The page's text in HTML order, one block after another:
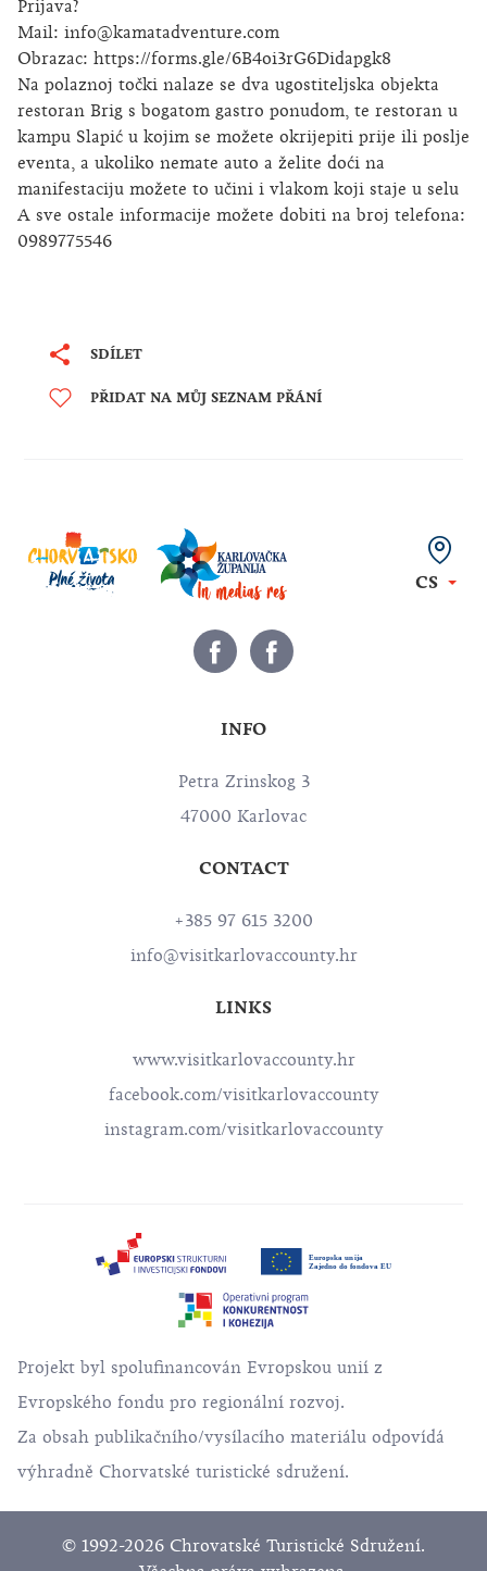
Prijava?
Mail: info@kamatadventure.com
Obrazac: https://forms.gle/6B4oi3rG6Didapgk8
Na polaznoj točki nalaze se dva ugostiteljska objekta
restoran Brig s bogatom gastro ponudom, te restoran u
kampu Slapić u kojim se možete okrijepiti prije ili poslje
eventa, a ukoliko nemate auto a želite doći na
manifestaciju možete to učini i vlakom koji staje u selu
A sve ostale informacije možete dobiti na broj telefona:
0989775546
SDÍLET
PŘIDAT NA MŮJ SEZNAM PŘÁNÍ
CS
INFO
Petra Zrinskog 3
47000 Karlovac
CONTACT
+385 97 615 3200
info@visitkarlovaccounty.hr
LINKS
www.visitkarlovaccounty.hr
facebook.com/visitkarlovaccounty
instagram.com/visitkarlovaccounty
Projekt byl spolufinancován Evropskou unií z
Evropského fondu pro regionální rozvoj.
Za obsah publikačního/vysílacího materiálu odpovídá
výhradně Chorvatské turistické sdružení.
© 1992-2026 Chrovatské Turistické Sdružení.